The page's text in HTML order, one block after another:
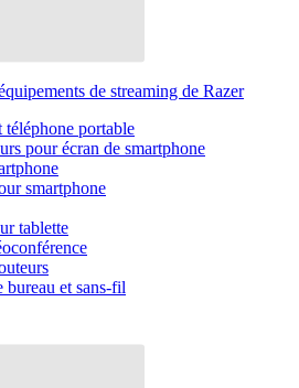
de streaming de Razer
téléphone portable
pour écran de smartphone
smartphone
tablette
bureau et sans-fil